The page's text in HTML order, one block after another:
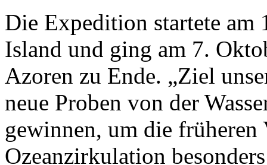
Die Expedition startete
Island und ging am 7.
Azoren zu Ende. „Ziel
neue Proben von der
gewinnen, um die früheren
Ozeanzirkulation